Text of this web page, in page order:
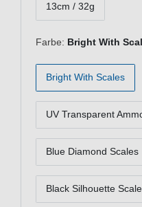
13cm / 32g
Farbe: Bright With
Bright With Scales
UV Transparent
Blue Diamond Scales
Black Silhouette